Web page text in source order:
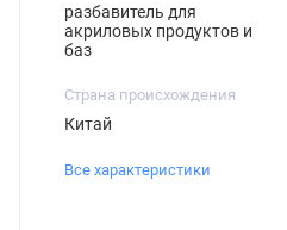
разбавитель для
акриловых продуктов и
баз
Страна происхождения
Китай
Все характеристики